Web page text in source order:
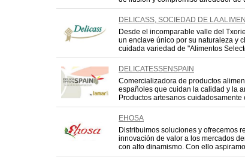
DELICASS, SOCIEDAD DE LA
Desde el incomparable valle del
un enclave único por su naturaleza y
cuidada variedad de "Alimentos
DELICATESSENSPAIN
Comercializadora de productos
españoles que cuidan la calidad y la
Productos artesanos
EHOSA
Distribuimos soluciones y ofrecemos
innovación de valor a los mercados
con alto dinamismo. Con ello